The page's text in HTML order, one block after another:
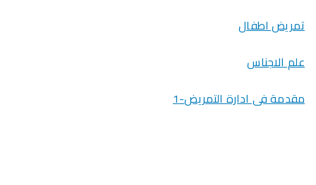
تمريض اطفال
علم الاجناس
مقدمة فى ادارة التمريض-1